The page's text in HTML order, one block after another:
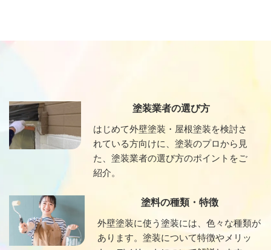
塗装業者の選び方
はじめて外壁塗装・屋根塗装を検討さ
れている方向けに、塗装のプロから見
た、塗装業者の選び方のポイントをご
紹介。
塗料の種類・特徴
外壁塗装に使う塗装には、色々な種類が
あります。塗装について特徴やメリッ